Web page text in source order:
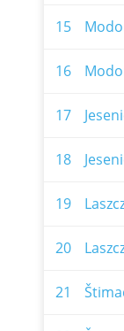
15
16
17
18
19
20
21